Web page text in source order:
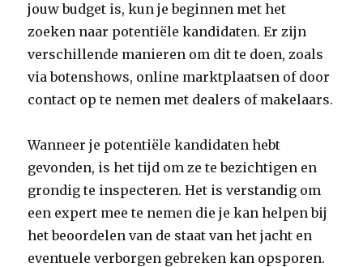
jouw budget is, kun je beginnen met het
zoeken naar potentiële kandidaten. Er zijn
verschillende manieren om dit te doen, zoals
via botenshows, online marktplaatsen of door
contact op te nemen met dealers of makelaars.
Wanneer je potentiële kandidaten hebt
gevonden, is het tijd om ze te bezichtigen en
grondig te inspecteren. Het is verstandig om
een expert mee te nemen die je kan helpen bij
het beoordelen van de staat van het jacht en
eventuele verborgen gebreken kan opsporen.